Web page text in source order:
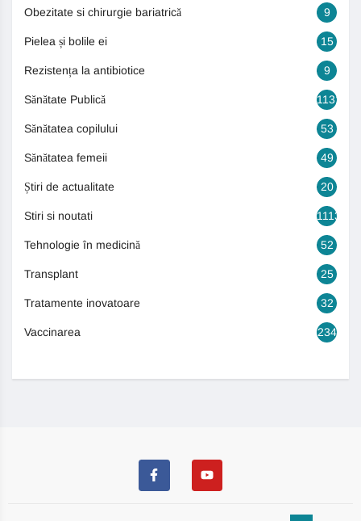
Obezitate si chirurgie bariatrică 9
Pielea și bolile ei 15
Rezistența la antibiotice 9
Sănătate Publică 1131
Sănătatea copilului 53
Sănătatea femeii 49
Știri de actualitate 20
Stiri si noutati 1113
Tehnologie în medicină 52
Transplant 25
Tratamente inovatoare 32
Vaccinarea 234